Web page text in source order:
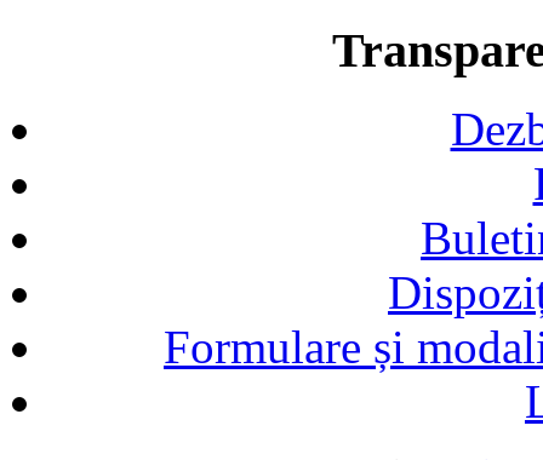
Formulare și